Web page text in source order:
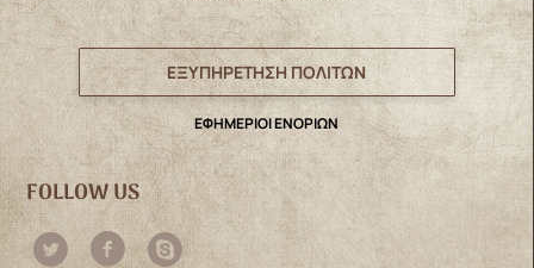
ΕΞΥΠΗΡΕΤΗΣΗ ΠΟΛΙΤΩΝ
ΕΦΗΜΕΡΙΟΙ ΕΝΟΡΙΩΝ
FOLLOW US